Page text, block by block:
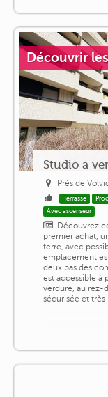
Découvrir
Studio a
Près de
Terrasse
Avec ascenseur
Découvrez
premier achat,
terre, avec
emplacement
deux pas des
est accessible à
verdure, au rez-
sécurisée et très